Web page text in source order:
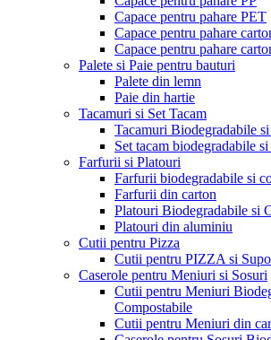
Capace pentru pahare PET
Capace pentru pahare
Capace pentru pahare
Palete si Paie pentru bauturi
Palete din lemn
Paie din hartie
Tacamuri si Set Tacam
Tacamuri Biodegradabile
Set tacam biodegradabile
Farfurii si Platouri
Farfurii biodegradabile si
Farfurii din carton
Platouri Biodegradabile si
Platouri din aluminiu
Cutii pentru Pizza
Cutii pentru PIZZA si
Caserole pentru Meniuri si Sosuri
Cutii pentru Meniuri
Compostabile
Cutii pentru Meniuri din